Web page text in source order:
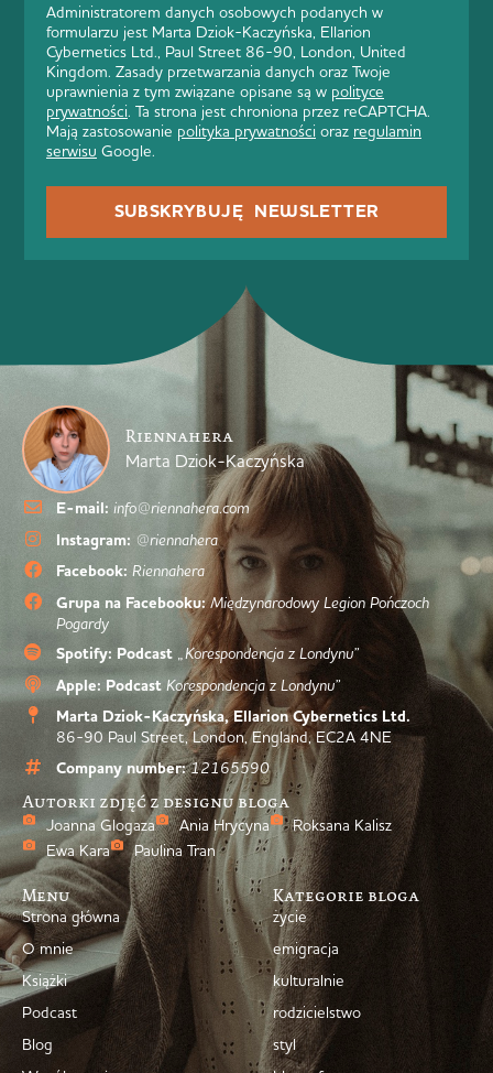
Administratorem danych osobowych podanych w
formularzu jest Marta Dziok-Kaczyńska, Ellarion
Cybernetics Ltd., Paul Street 86-90, London, United
Kingdom. Zasady przetwarzania danych oraz Twoje
uprawnienia z tym związane opisane są w polityce
prywatności. Ta strona jest chroniona przez reCAPTCHA.
Mają zastosowanie polityka prywatności oraz regulamin
serwisu Google.
SUBSKRYBUJĘ NEWSLETTER
Riennahera
Marta Dziok-Kaczyńska
E-mail: info@riennahera.com
Instagram: @riennahera
Facebook: Riennahera
Grupa na Facebooku: Międzynarodowy Legion Pończoch
Pogardy
Spotify: Podcast „Korespondencja z Londynu”
Apple: Podcast Korespondencja z Londynu”
Marta Dziok-Kaczyńska, Ellarion Cybernetics Ltd.
86-90 Paul Street, London, England, EC2A 4NE
Company number: 12165590
Autorki zdjęć z designu bloga
Joanna Glogaza Ania Hrycyna
Roksana Kalisz
Ewa Kara
Paulina Tran
Menu
Strona główna
O mnie
Książki
Podcast
Blog
Kategorie bloga
życie
emigracja
kulturalnie
rodzicielstwo
styl